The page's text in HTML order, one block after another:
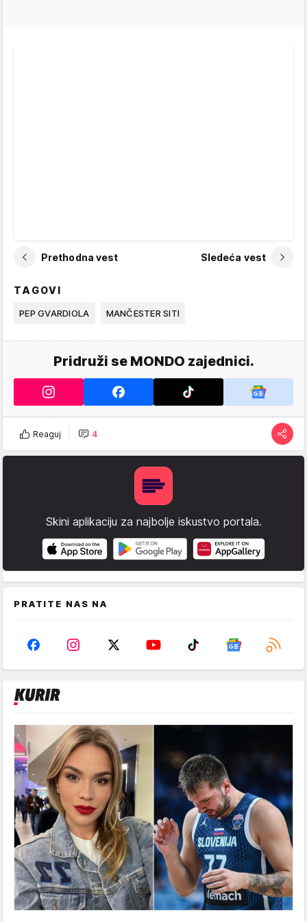
Prethodna vest Sledeća vest
TAGOVI
PEP GVARDIOLA MANČESTER SITI
Pridruži se MONDO zajednici.
Reaguj 4
Skini aplikaciju za najbolje iskustvo portala.
PRATITE NAS NA